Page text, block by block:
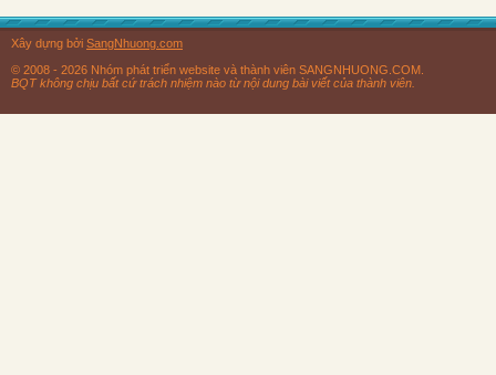
Xây dựng bởi SangNhuong.com
© 2008 - 2026 Nhóm phát triển website và thành viên SANGNHUONG.COM.
BQT không chịu bất cứ trách nhiệm nào từ nội dung bài viết của thành viên.